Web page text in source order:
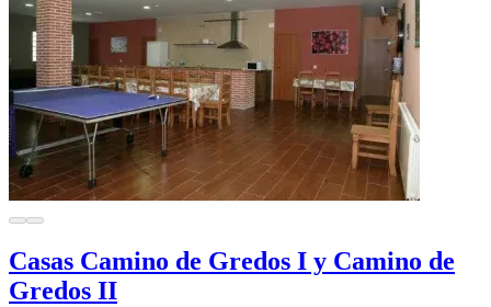
Casas Camino de Gredos I y Camino de
Gredos II